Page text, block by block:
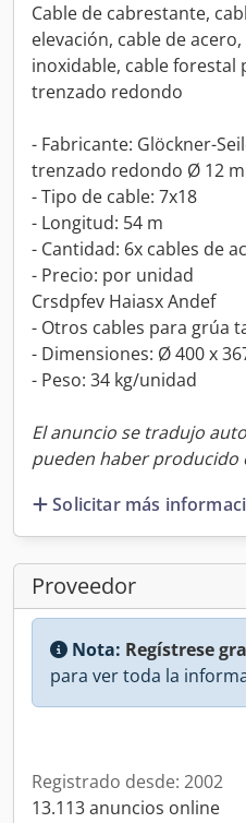
Cable de cabrestante,
elevación, cable de
inoxidable, cable forestal
trenzado redondo
- Fabricante: Glöckner-
trenzado redondo Ø 12
- Tipo de cable: 7x18
- Longitud: 54 m
- Cantidad: 6x cables de
- Precio: por unidad
Crsdpfev Haiasx Andef
- Otros cables para grúa
- Dimensiones: Ø 400 x
- Peso: 34 kg/unidad
El anuncio se tradujo
pueden haber
Solicitar más
Proveedor
Nota: Regístrese
para ver toda la
Registrado desde: 2002
13.113 anuncios online